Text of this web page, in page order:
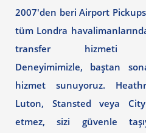
2007'den beri Airport
tüm Londra
transfer hizmeti
Deneyimimizle, baştan
hizmet sunuyoruz.
Luton, Stansted veya
etmez, sizi güvenle